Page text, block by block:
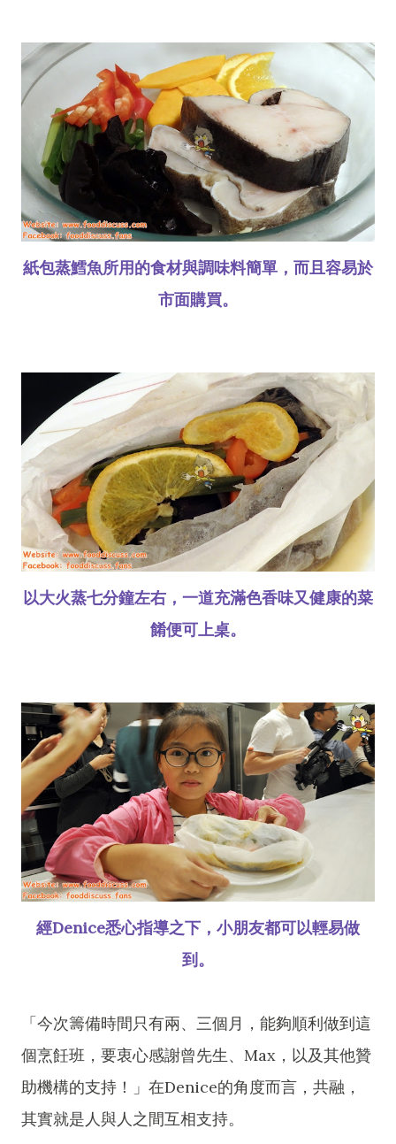
紙包蒸鱈魚所用的食材與調味料簡單，而且容易於
市面購買。
以大火蒸七分鐘左右，一道充滿色香味又健康的菜
餚便可上桌。
經Denice悉心指導之下，小朋友都可以輕易做
到。
「今次籌備時間只有兩、三個月，能夠順利做到這
個烹飪班，要衷心感謝曾先生、Max，以及其他贊
助機構的支持！」在Denice的角度而言，共融，
其實就是人與人之間互相支持。